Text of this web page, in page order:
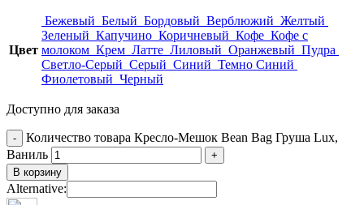
Цвет
Бежевый Белый Бордовый Верблюжий Желтый
Зеленый Капучино Коричневый Кофе Кофе с
молоком Крем Латте Лиловый Оранжевый Пудра
Светло-Серый Серый Синий Темно Синий
Фиолетовый Черный
Доступно для заказа
Количество товара Кресло-Мешок Bean Bag Груша Lux,
Ваниль
В корзину
Alternative: